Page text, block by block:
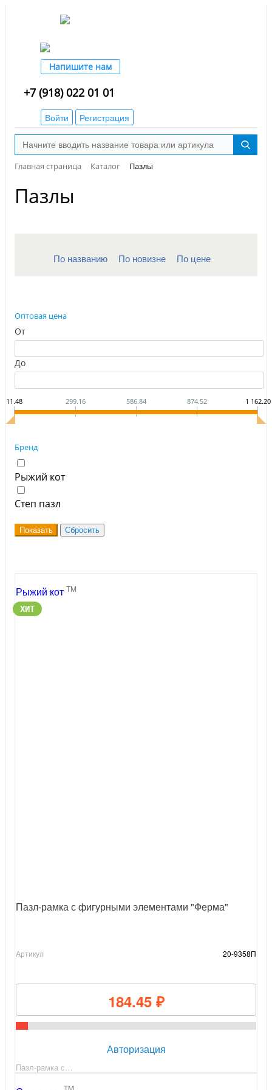
Напишите нам
+7 (918) 022 01 01
Войти Регистрация
Главная страница Каталог Пазлы
Пазлы
По названию По новизне По цене
Оптовая цена
От
До
11.48 299.16 586.84 874.52 1 162.20
Бренд
Рыжий кот
Степ пазл
Рыжий кот TM
ХИТ
Пазл-рамка с фигурными элементами "Ферма"
Артикул 20-9358П
184.45 ₽
Авторизация
Пазл-рамка с…